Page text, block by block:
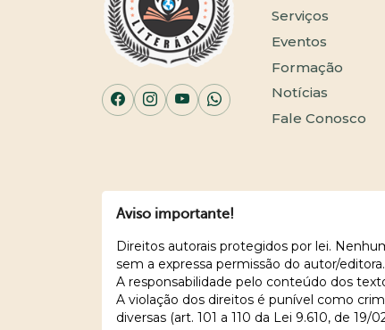
Serviços
Eventos
Formação
Notícias
Fale Conosco
Aviso importante!
Direitos autorais protegidos por lei.
sem a expressa permissão do autor/editora.
A responsabilidade pelo conteúdo dos
A violação dos direitos é punível como
diversas (art. 101 a 110 da Lei 9.610, de 19/